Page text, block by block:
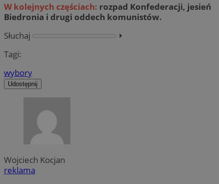
W kolejnych częściach: rozpad Konfederacji, jesień
Biedronia i drugi oddech komunistów.
Słuchaj
⏵︎
Tagi:
wybory
Udostępnij
Wojciech Kocjan
reklama